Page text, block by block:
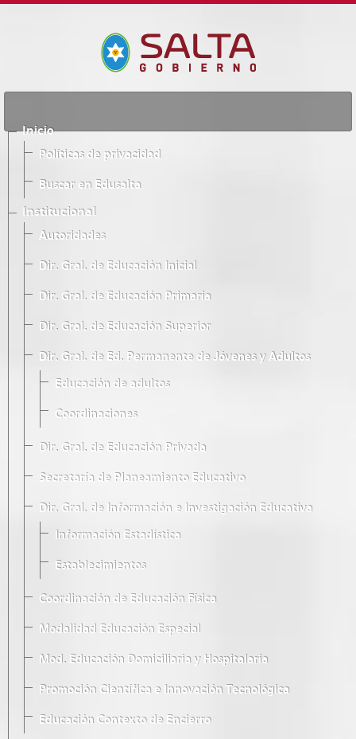
Inicio
Políticas de privacidad
Buscar en Edusalta
Institucional
Autoridades
Dir. Gral. de Educación Inicial
Dir. Gral. de Educación Primaria
Dir. Gral. de Educación Superior
Dir. Gral. de Ed. Permanente de Jóvenes y Adultos
Educación de adultos
Coordinaciones
Dir. Gral. de Educación Privada
Secretaría de Planeamiento Educativo
Dir. Gral. de Información e Investigación Educativa
Información Estadística
Establecimientos
Coordinación de Educación Física
Modalidad Educación Especial
Mod. Educación Domiciliaria y Hospitalaria
Promoción Científica e Innovación Tecnológica
Educación Contexto de Encierro